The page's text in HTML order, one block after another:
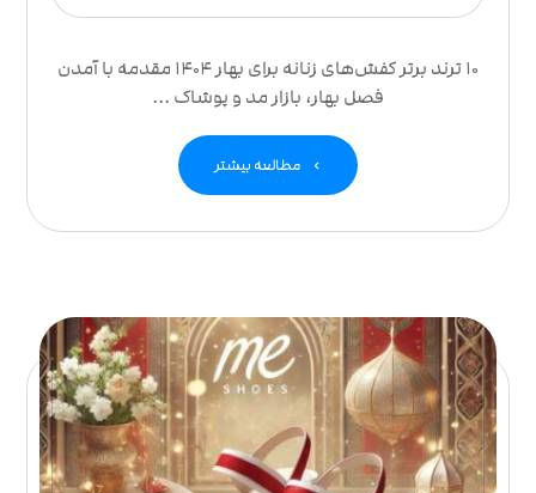
10 ترند برتر کفش‌های زنانه برای بهار 1404 مقدمه با آمدن
فصل بهار، بازار مد و پوشاک ...
مطالعه بیشتر